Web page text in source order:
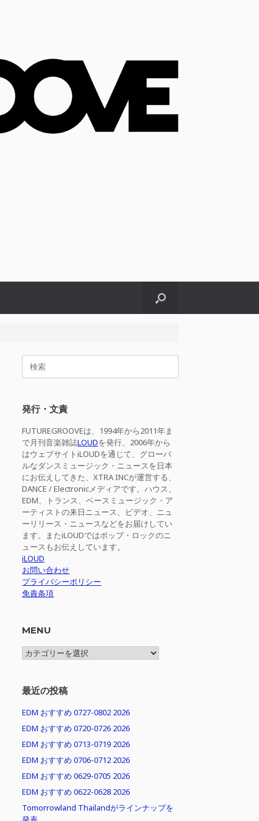
検
発行・文責
FUTUREGROOVEは、1994年から2011年ま
で月刊音楽雑誌LOUDを発行、2006年から
はウェブサイトiLOUDを通じて、グローバ
ルなダンスミュージック・ニュースを日本
にお伝えしてきた、XTRA INCが運営する、
DANCE / Electronicメディアです。ハウス、
EDM、トランス、ベースミュージック・ア
ーティストの来日ニュース、ビデオ、ニュ
ーリリース・ニュースなどをお届けしてい
ます。またiLOUDではポップ・ロックのニ
ュースもお伝えしています。
iLOUD
お問い合わせ
プライバシーポリシー
免責条項
MENU
MENU
最近の投稿
EDM おすすめ 0727-0802 2026
EDM おすすめ 0720-0726 2026
EDM おすすめ 0713-0719 2026
EDM おすすめ 0706-0712 2026
EDM おすすめ 0629-0705 2026
EDM おすすめ 0622-0628 2026
Tomorrowland Thailandがラインナップを